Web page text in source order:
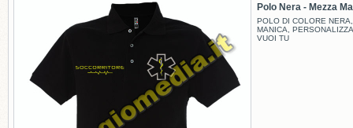
Polo Nera - Mezza
POLO DI COLORE
MANICA,
VUOI TU